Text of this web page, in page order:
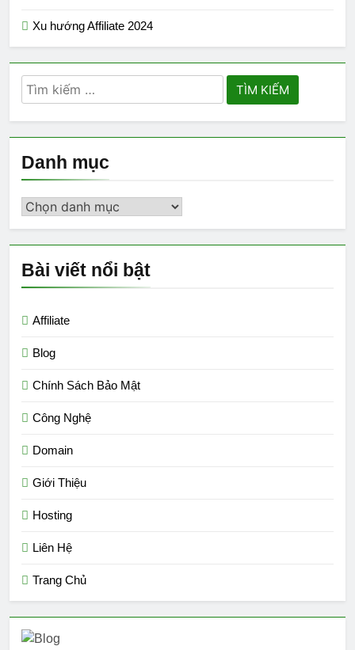
Xu hướng Affiliate 2024
Tìm
kiếm
Danh mục
Danh
Bài viết nổi bật
Affiliate
Blog
Chính Sách Bảo Mật
Công Nghệ
Domain
Giới Thiệu
Hosting
Liên Hệ
Trang Chủ